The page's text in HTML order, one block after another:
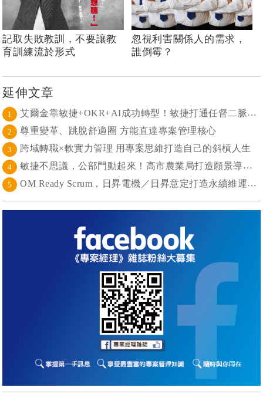
記取失敗教訓，不要讓教
育訓練流於形式
忽視利害關係人的需求，
誰倒霉？
延伸文章
1 艾爾金靠敏捷+OKR+AI成功轉型！敏捷打通任督二脈， 避免文化與流程「卡卡」導致溝通無效
2 尊重變革、跳脫舒適圈 方能直達專案管理核心
3 跨域轉職×軟實力管理 用專案思維打造自己的斜槓人生
4 敏捷不思議，公部門動起來！高市農業局打造願景導向的社區敏捷自組織
5 OM Ready Scrum，日昇電機／日昇意定打造永續維運新典範